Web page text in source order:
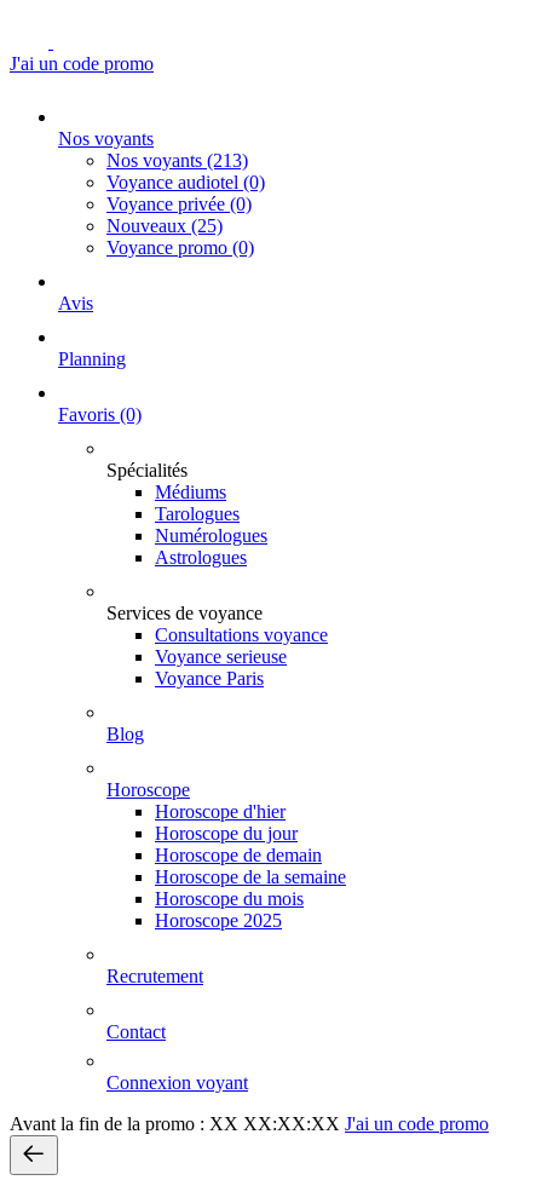
J'ai un code promo
Nos voyants
Nos voyants (213)
Voyance audiotel (0)
Voyance privée (0)
Nouveaux (25)
Voyance promo (0)
Avis
Planning
Favoris (0)
Spécialités
Médiums
Tarologues
Numérologues
Astrologues
Services de voyance
Consultations voyance
Voyance serieuse
Voyance Paris
Blog
Horoscope
Horoscope d'hier
Horoscope du jour
Horoscope de demain
Horoscope de la semaine
Horoscope du mois
Horoscope 2025
Recrutement
Contact
Connexion voyant
Avant la fin de la promo : XX XX:XX:XX J'ai un code promo